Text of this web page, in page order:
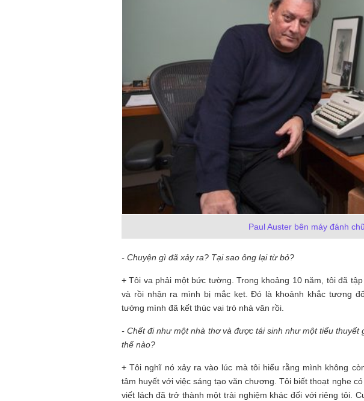
Paul Auster bên máy đánh
- Chuyện gì đã xảy ra? Tại sao ông lại từ bỏ?
+ Tôi va phải một bức tường. Trong khoảng 10 năm, tôi đã
và rồi nhận ra mình bị mắc kẹt. Đó là khoảnh khắc tương
tưởng mình đã kết thúc vai trò nhà văn rồi.
- Chết đi như một nhà thơvà được tái sinh như một tiểu thuyết
thế nào?
+ Tôi nghĩ nó xảy ra vào lúc mà tôi hiểu rằng mình không
tâm huyết với việc sáng tạo văn chương. Tôi biết thoạt nghe
viết lách đã trở thành một trải nghiệm khác đối với riêng tôi.
NHỮNG
NGƯỜI
TÔI GẶP,
CHUYỆN
TÔI VIẾT
Tôi từng hình dung viết văn là
công việc của sự hư cấu, một
hành trình phác dựng thế giới từ
trí tưởng tượng, nơi nhà văn tự
(TRẦN THỊ TÚ NGỌC)
NGUYÊN
MẪU
NHỮNG
CAO CỜ
HỒNG
THÁNG
TÁM